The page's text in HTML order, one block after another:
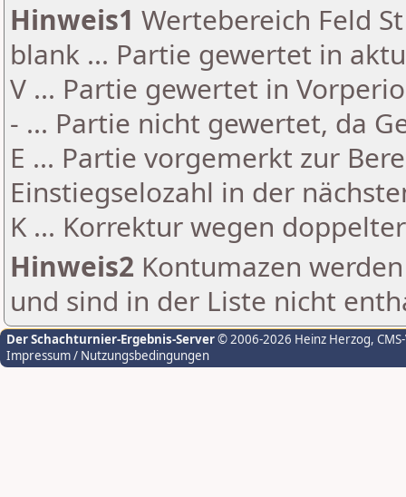
Hinweis1 Wertebereich Feld
blank ... Partie gewertet in
V ... Partie gewertet in
- ... Partie nicht gewertet, da
E ... Partie vorgemerkt zur
Einstiegselozahl in der
K ... Korrektur wegen
Hinweis2 Kontumazen
und sind in der Liste nicht
Der Schachturnier-Ergebnis-Server© 2006-2026 Heinz Herzog,
Impressum / Nutzungsbedingungen